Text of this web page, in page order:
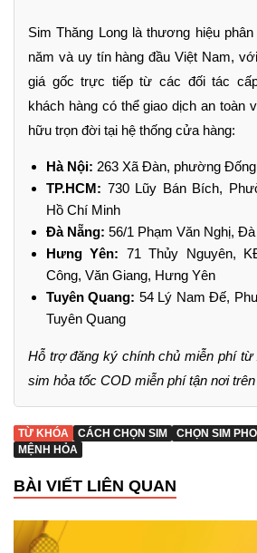
Sim Thăng Long là thương hiệu
năm và uy tín hàng đầu Việt Nam,
giá gốc trực tiếp từ các đối tác
khách hàng có thể giao dịch an toàn
hữu trọn đời tại hệ thống cửa hàng:
Hà Nội: 263 Xã Đàn, phường
TP.HCM: 730 Lũy Bán Bích,
Hồ Chí Minh
Đà Nẵng: 56/1 Phạm Văn Nghị,
Hưng Yên: 71 Thủy Nguyên,
Công, Văn Giang, Hưng Yên
Tuyên Quang: 54 Lý Nam Đế,
Tuyên Quang
Hỗ trợ đăng ký chính chủ miễn phí
sim hỏa tốc COD miễn phí tận nơi
TỪ KHÓA CÁCH CHỌN SIM CHỌN SIM
MỆNH HỎA
BÀI VIẾT LIÊN QUAN